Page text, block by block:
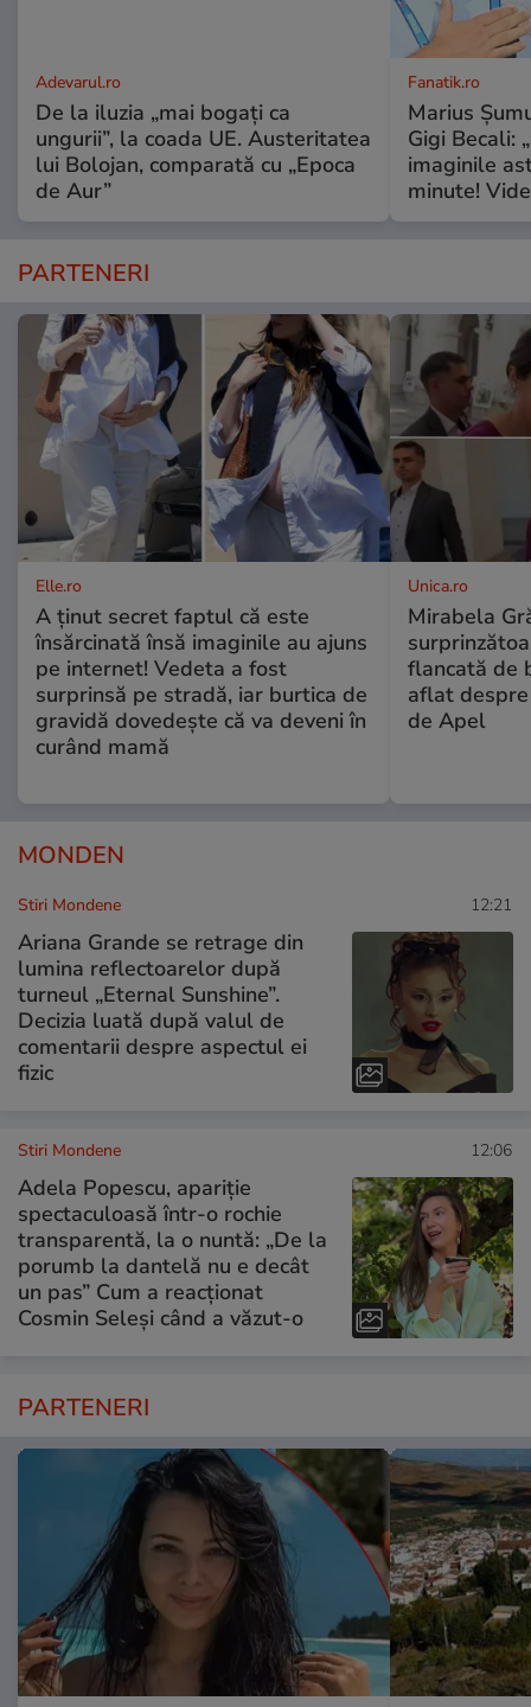
Adevarul.ro
De la iluzia „mai bogați ca
ungurii”, la coada UE. Austeritatea
lui Bolojan, comparată cu „Epoca
de Aur”
Fanatik.ro
Marius
Gigi Becali:
imaginile
minute!
PARTENERI
Elle.ro
A ținut secret faptul că este
însărcinată însă imaginile au ajuns
pe internet! Vedeta a fost
surprinsă pe stradă, iar burtica de
gravidă dovedește că va deveni în
curând mamă
Unica.ro
Mirabela
flancată de
aflat
de Apel
MONDEN
Stiri Mondene 12:21
Ariana Grande se retrage din
lumina reflectoarelor după
turneul „Eternal Sunshine”.
Decizia luată după valul de
comentarii despre aspectul ei
fizic
Stiri Mondene 12:06
Adela Popescu, apariție
spectaculoasă într-o rochie
transparentă, la o nuntă: „De la
porumb la dantelă nu e decât
un pas” Cum a reacționat
Cosmin Seleși când a văzut-o
PARTENERI